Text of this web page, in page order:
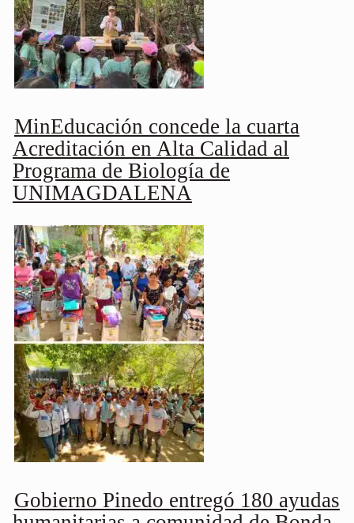
MinEducación concede la cuarta
Acreditación en Alta Calidad al
Programa de Biología de
UNIMAGDALENA
Gobierno Pinedo entregó 180 ayudas